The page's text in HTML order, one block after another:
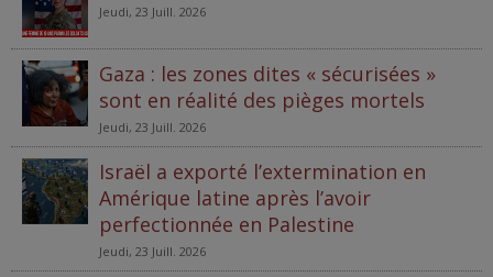
Jeudi, 23 Juill. 2026
Gaza : les zones dites « sécurisées »
sont en réalité des pièges mortels
Jeudi, 23 Juill. 2026
Israël a exporté l’extermination en
Amérique latine après l’avoir
perfectionnée en Palestine
Jeudi, 23 Juill. 2026